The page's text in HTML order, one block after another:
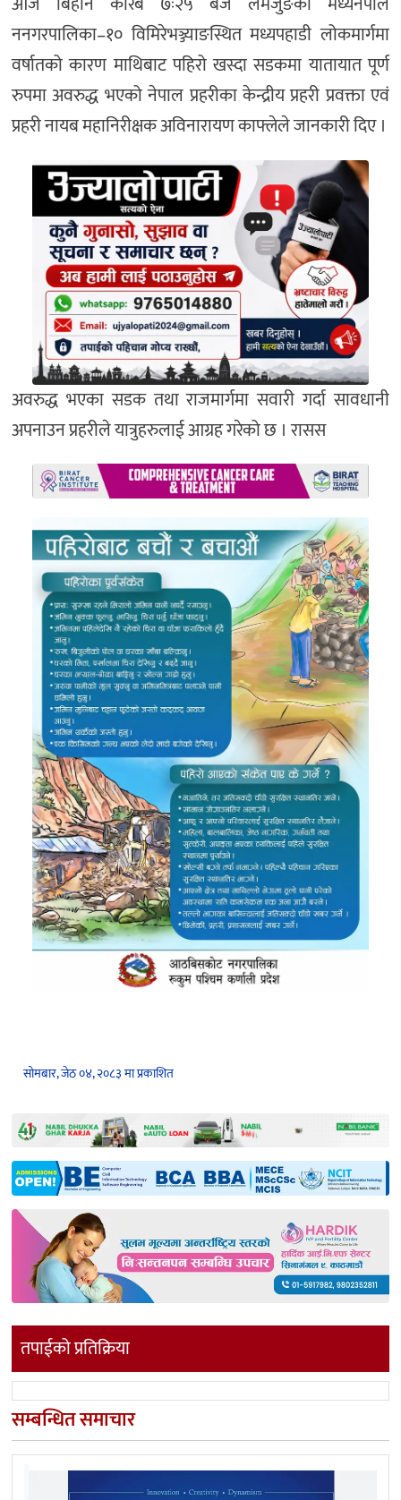
ननगरपालिका–१० विमिरेभञ्ज्याङस्थित मध्यपहाडी लोकमार्गमा
वर्षातको कारण माथिबाट पहिरो खस्दा सडकमा यातायात पूर्ण
रुपमा अवरुद्ध भएको नेपाल प्रहरीका केन्द्रीय प्रहरी प्रवक्ता एवं
प्रहरी नायब महानिरीक्षक अविनारायण काफ्लेले जानकारी दिए ।
अवरुद्ध भएका सडक तथा राजमार्गमा सवारी गर्दा सावधानी
अपनाउन प्रहरीले यात्रुहरुलाई आग्रह गरेको छ । रासस
सोमबार, जेठ ०४, २०८३ मा प्रकाशित
तपाईको प्रतिक्रिया
सम्बन्धित समाचार